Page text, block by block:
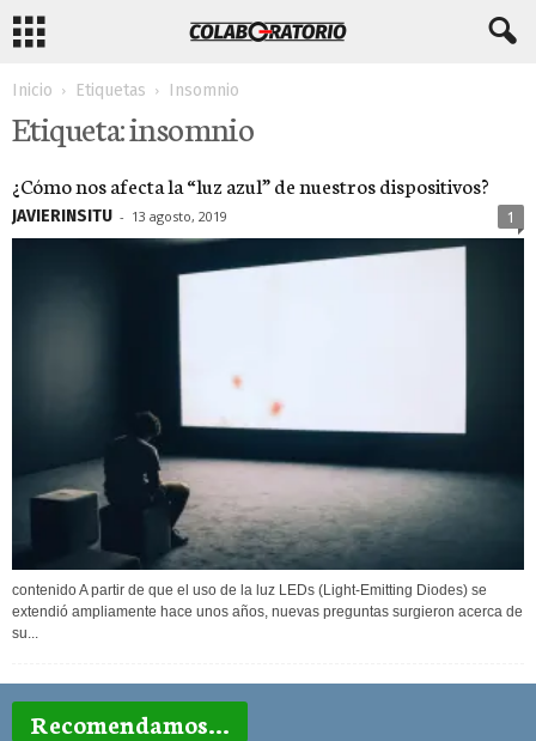
Inicio Etiquetas Insomnio
Etiqueta: insomnio
¿Cómo nos afecta la “luz azul” de nuestros dispositivos?
JAVIERINSITU - 13 agosto, 2019 1
contenido A partir de que el uso de la luz LEDs (Light-Emitting Diodes) se
extendió ampliamente hace unos años, nuevas preguntas surgieron acerca de
su...
Recomendamos...